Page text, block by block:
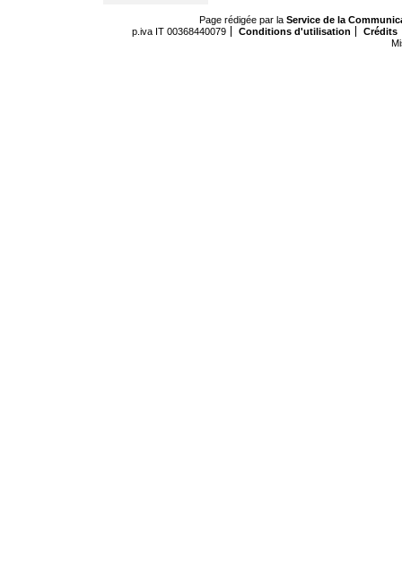
Page rédigée par la Service de la
p.iva IT 00368440079
Conditions d'utilisation
Crédits